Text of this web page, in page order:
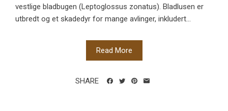
vestlige bladbugen (Leptoglossus zonatus). Bladlusen er
utbredt og et skadedyr for mange avlinger, inkludert...
Read More
SHARE